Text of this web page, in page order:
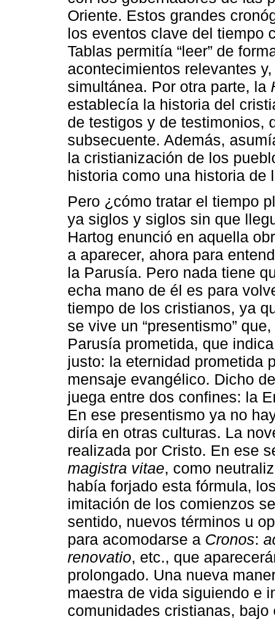
Oriente. Estos grandes
los eventos clave del tiempo
Tablas permitía “leer” de
acontecimientos relevantes
simultánea. Por otra parte, la
establecía la historia del
de testigos y de testimonios,
subsecuente. Además,
la cristianización de los
historia como una historia de
Pero ¿cómo tratar el tiempo
ya siglos y siglos sin que
Hartog enunció en aquella
a aparecer, ahora para
la Parusía. Pero nada tiene
echa mano de él es para
tiempo de los cristianos, ya
se vive un “presentismo”
Parusía prometida, que
justo: la eternidad prometida
mensaje evangélico. Dicho
juega entre dos confines: la
En ese presentismo ya no
diría en otras culturas. La
realizada por Cristo. En ese
magistra vitae, como
había forjado esta fórmula,
imitación de los comienzos
sentido, nuevos términos u
para acomodarse a Cronos:
renovatio, etc., que
prolongado. Una nueva
maestra de vida siguiendo e
comunidades cristianas,